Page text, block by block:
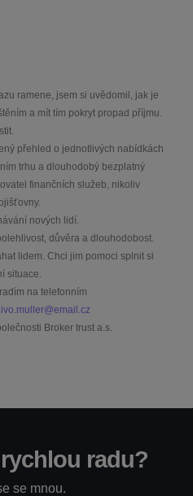
ramene, jsem si uvědomil, jak je
a mít tím pokryt propad příjmu.
přehled o jednotlivých nabídkách
trhu a dlouhodobý bezplatný
finančních služeb, nikoliv
nových lidí.
důvěra a dlouhodobost.
lidem. Chci jim pomoci splnit si
situace.
na telefonním
ivo.muller@email.cz
Broker trust a.s.
radu?
se mnou.